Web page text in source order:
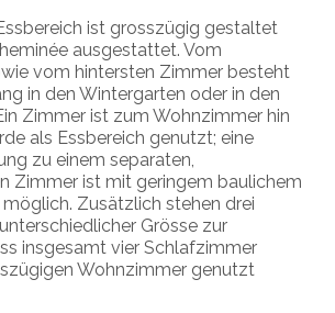
ist grosszügig gestaltet
ausgestattet. Vom
vom hintersten Zimmer besteht
in den Wintergarten oder in den
Zimmer ist zum Wohnzimmer hin
als Essbereich genutzt; eine
zu einem separaten,
Zimmer ist mit geringem baulichem
Zusätzlich stehen drei
Grösse zur
insgesamt vier Schlafzimmer
Wohnzimmer genutzt